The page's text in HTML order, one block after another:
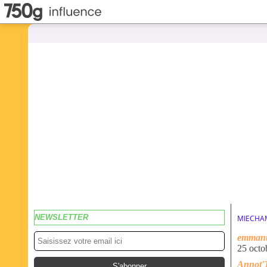
NEWSLETTER
25